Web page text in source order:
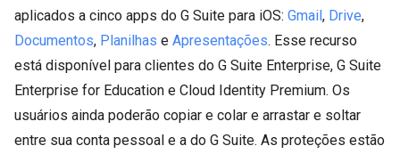
aplicados a cinco apps do G Suite para iOS: Gmail, Drive,
Documentos, Planilhas e Apresentações. Esse recurso
está disponível para clientes do G Suite Enterprise, G Suite
Enterprise for Education e Cloud Identity Premium. Os
usuários ainda poderão copiar e colar e arrastar e soltar
entre sua conta pessoal e a do G Suite. As proteções estão